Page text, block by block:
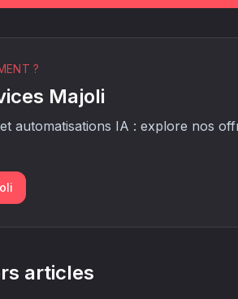
?
Majoli
automatisations IA : explore nos
articles